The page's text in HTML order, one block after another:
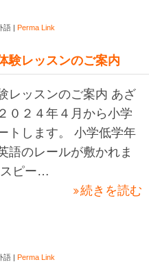
語 | Perma Link
レッスンのご案内
ッスンのご案内 あざ
０２４年４月から小学
トします。 小学低学年
語のレールが敷かれま
スピー…
続きを読む
語 Perma Link